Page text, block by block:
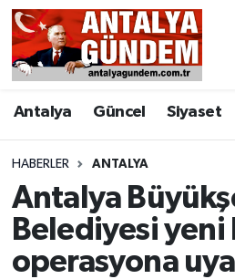
Antalya Güncel Siyaset
HABERLER ANTALYA
Antalya
Belediyesi yeni
operasyona
Antalya
Asayiş
Bilim & Teknoloji
Bölge
EĞİTİM
Antalya Nöbetçi
Antalya Hava Durumu
Antalya Namaz Vakitleri
Antalya Trafik Yoğunluk
Süper Lig Puan Durumu